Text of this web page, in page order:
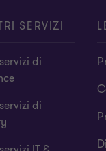
SERVIZI
di
di